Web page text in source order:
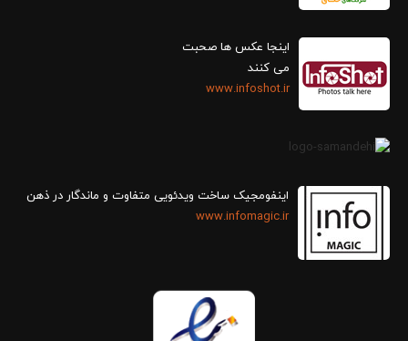
اینجا عکس ها صحبت
می کنند
www.infoshot.ir
اینفومجیک ساخت ویدئویی متفاوت و ماندگار در ذهن
www.infomagic.ir